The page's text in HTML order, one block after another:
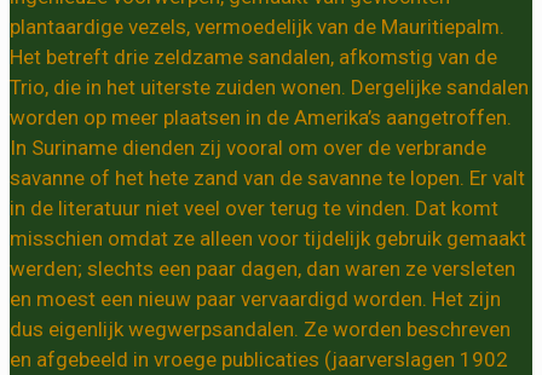
plantaardige vezels, vermoedelijk van de Mauritiepalm.
Het betreft drie zeldzame sandalen, afkomstig van de
Trio, die in het uiterste zuiden wonen. Dergelijke sandalen
worden op meer plaatsen in de Amerika’s aangetroffen.
In Suriname dienden zij vooral om over de verbrande
savanne of het hete zand van de savanne te lopen. Er valt
in de literatuur niet veel over terug te vinden. Dat komt
misschien omdat ze alleen voor tijdelijk gebruik gemaakt
werden; slechts een paar dagen, dan waren ze versleten
en moest een nieuw paar vervaardigd worden. Het zijn
dus eigenlijk wegwerpsandalen. Ze worden beschreven
en afgebeeld in vroege publicaties (jaarverslagen 1902